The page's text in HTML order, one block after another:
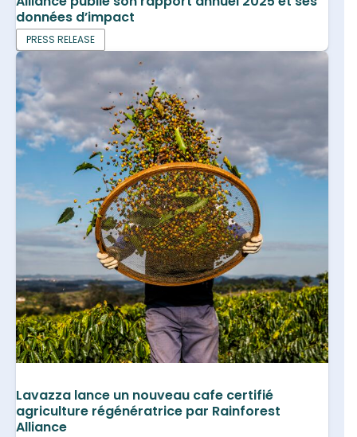
données d’impact
PRESS RELEASE
Lavazza lance un nouveau cafe certifié
agriculture régénératrice par Rainforest
Alliance